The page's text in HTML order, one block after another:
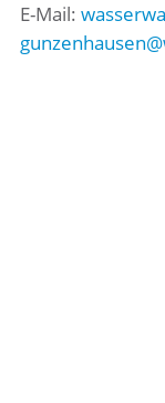
E-Mail: